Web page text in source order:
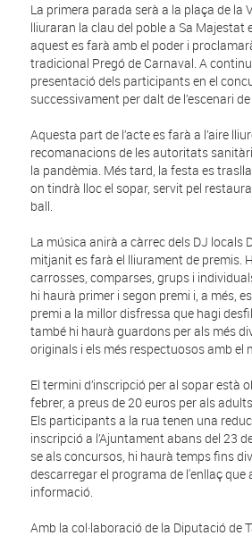
La primera parada serà a la plaça de la
lliuraran la clau del poble a Sa Majestat
aquest es farà amb el poder i
tradicional Pregó de Carnaval. A
presentació dels participants en el
successivament per dalt de l’escenari
Aquesta part de l’acte es farà a l’aire
recomanacions de les autoritats
la pandèmia. Més tard, la festa es
on tindrà lloc el sopar, servit pel
ball.
La música anirà a càrrec dels DJ locals
mitjanit es farà el lliurament de premis.
carrosses, comparses, grups i
hi haurà primer i segon premi i, a més,
premi a la millor disfressa que hagi
també hi haurà guardons per als més
originals i els més respectuosos amb el
El termini d’inscripció per al sopar està
febrer, a preus de 20 euros per als
Els participants a la rua tenen una
inscripció a l’Ajuntament abans del 23
se als concursos, hi haurà temps fins
descarregar el programa de l'enllaç
informació.
Amb la col·laboració de la Diputació de